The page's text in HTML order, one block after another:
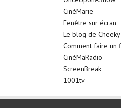
CinéMarie
Fenêtre sur écran
Le blog de Cheeky
Comment faire un
CinéMaRadio
ScreenBreak
1001tv